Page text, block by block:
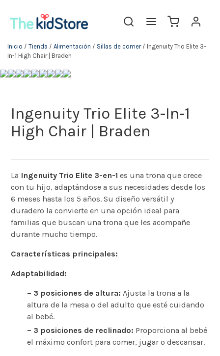
Inicio / Tienda / Alimentación / Sillas de comer/ Ingenuity Trio Elite 3-
In-1 High Chair | Braden
Ingenuity Trio Elite 3-In-1
High Chair | Braden
La Ingenuity Trio Elite 3-en-1 es una trona que crece
con tu hijo, adaptándose a sus necesidades desde los
6 meses hasta los 5 años. Su diseño versátil y
duradero la convierte en una opción ideal para
familias que buscan una trona que les acompañe
durante mucho tiempo.
Características principales:
Adaptabilidad:
– 3 posiciones de altura: Ajusta la trona a la
altura de la mesa o del adulto que esté cuidando
al bebé.
– 3 posiciones de reclinado: Proporciona al bebé
el máximo confort para comer, jugar o descansar.